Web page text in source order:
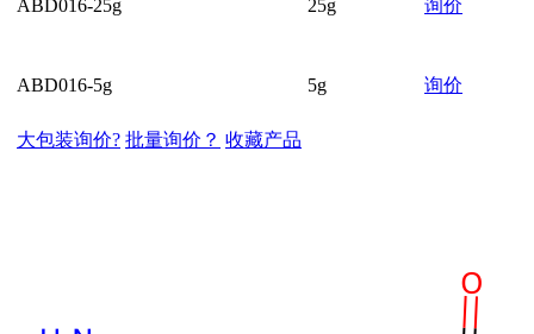
ABD016-25g 25g 询价
ABD016-5g 5g 询价
大包装询价? 批量询价？ 收藏产品